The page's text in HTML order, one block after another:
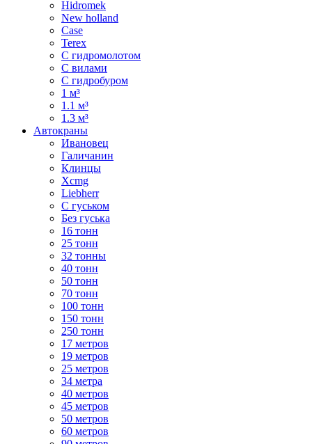
Hidromek
New holland
Case
Terex
С гидромолотом
С вилами
С гидробуром
1 м³
1.1 м³
1.3 м³
Автокраны
Ивановец
Галичанин
Клинцы
Xcmg
Liebherr
С гуськом
Без гуська
16 тонн
25 тонн
32 тонны
40 тонн
50 тонн
70 тонн
100 тонн
150 тонн
250 тонн
17 метров
19 метров
25 метров
34 метра
40 метров
45 метров
50 метров
60 метров